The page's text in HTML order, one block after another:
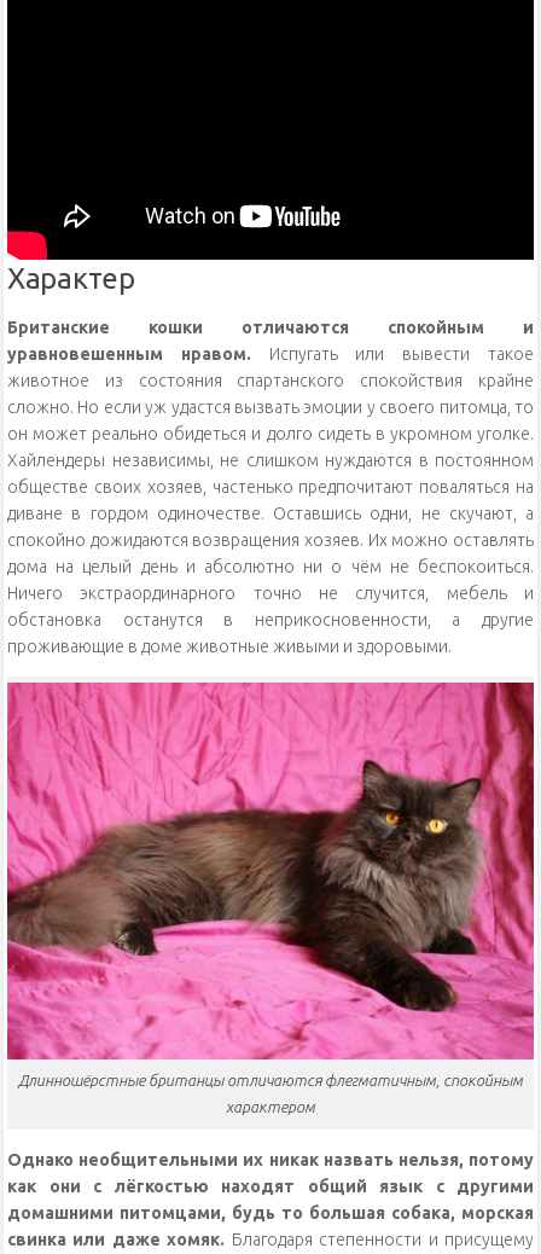
Характер
Британские кошки отличаются спокойным и
уравновешенным нравом. Испугать или вывести такое
животное из состояния спартанского спокойствия крайне
сложно. Но если уж удастся вызвать эмоции у своего питомца, то
он может реально обидеться и долго сидеть в укромном уголке.
Хайлендеры независимы, не слишком нуждаются в постоянном
обществе своих хозяев, частенько предпочитают поваляться на
диване в гордом одиночестве. Оставшись одни, не скучают, а
спокойно дожидаются возвращения хозяев. Их можно оставлять
дома на целый день и абсолютно ни о чём не беспокоиться.
Ничего экстраординарного точно не случится, мебель и
обстановка останутся в неприкосновенности, а другие
проживающие в доме животные живыми и здоровыми.
Длинношёрстные британцы отличаются флегматичным, спокойным
характером
Однако необщительными их никак назвать нельзя, потому
как они с лёгкостью находят общий язык с другими
домашними питомцами, будь то большая собака, морская
свинка или даже хомяк. Благодаря степенности и присущему